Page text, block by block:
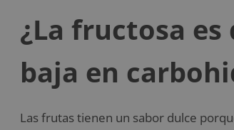
¿La fructosa
baja en
Las frutas tienen un sabor dulce